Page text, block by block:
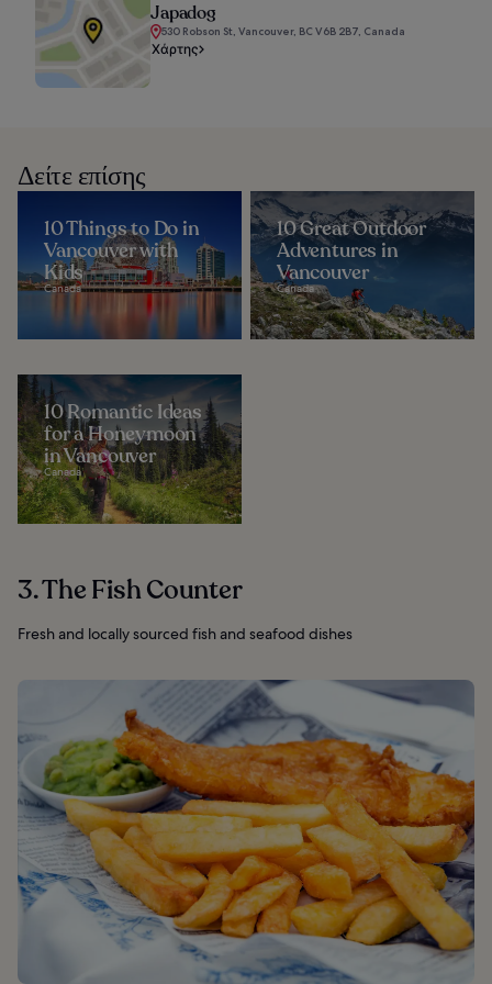
Japadog
530 Robson St, Vancouver, BC V6B 2B7, Canada
Χάρτης
Δείτε επίσης
10 Things to Do in
Vancouver with
Kids
Canada
10 Great Outdoor
Adventures in
Vancouver
Canada
10 Romantic Ideas
for a Honeymoon
in Vancouver
Canada
3. The Fish Counter
Fresh and locally sourced fish and seafood dishes